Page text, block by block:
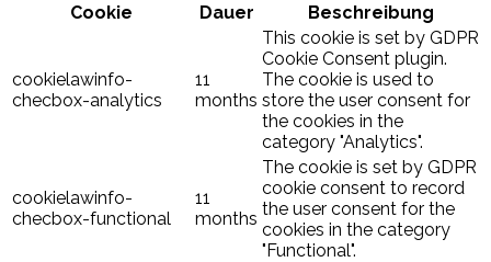
Cookie
Dauer Beschreibung
cookielawinfo-
checbox-analytics
11
months
This cookie is set by GDPR
Cookie Consent plugin.
The cookie is used to
store the user consent for
the cookies in the
category "Analytics".
cookielawinfo-
checbox-functional
11
months
The cookie is set by GDPR
cookie consent to record
the user consent for the
cookies in the category
"Functional".